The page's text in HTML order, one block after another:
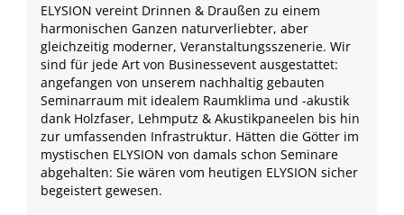
ELYSION vereint Drinnen & Draußen zu einem
harmonischen Ganzen naturverliebter, aber
gleichzeitig moderner, Veranstaltungsszenerie. Wir
sind für jede Art von Businessevent ausgestattet:
angefangen von unserem nachhaltig gebauten
Seminarraum mit idealem Raumklima und -akustik
dank Holzfaser, Lehmputz & Akustikpaneelen bis hin
zur umfassenden Infrastruktur. Hätten die Götter im
mystischen ELYSION von damals schon Seminare
abgehalten: Sie wären vom heutigen ELYSION sicher
begeistert gewesen.